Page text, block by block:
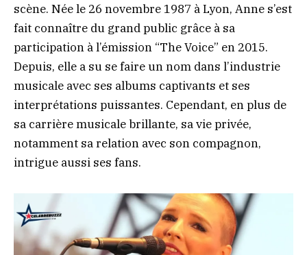
scène. Née le 26 novembre 1987 à Lyon, Anne s’est
fait connaître du grand public grâce à sa
participation à l’émission “The Voice” en 2015.
Depuis, elle a su se faire un nom dans l’industrie
musicale avec ses albums captivants et ses
interprétations puissantes. Cependant, en plus de
sa carrière musicale brillante, sa vie privée,
notamment sa relation avec son compagnon,
intrigue aussi ses fans.